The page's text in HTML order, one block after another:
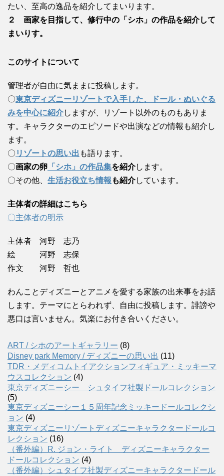
たい、至高の逸品を紹介してまいります。
２ 画家を目指して、修行中の「シホ」の作品を紹介して
まいりす。
このサイトについて
管理者が自由に気ままに投稿します。
〇東京ディズニーリゾートで入手した、ドール・ぬいぐる
みを中心に紹介しますが、リゾート以外のものもありま
す。キャラクターのエピソードや出演などの情報も紹介し
ます。
〇 リゾートの思い出 も語ります。
〇画家の卵 「シホ」の作品集を紹介します。
〇その他、 生活お役立ち情報 も紹介しています。
主体者の詳細はこちら
〇主体者の明示
主体者 河野 志乃
絵 河野 志保
作文 河野 哲也
わんことディズニーとアニメを愛する家族の出来事をお話
します。テーマにとらわれず、自由に投稿します。誹謗や
悪口は言いません。気楽にお付き合いください。
ART / シホのアートギャラリー (8)
Disney park Memory / ディズニーの思い出 (11)
TDR・メディコムトイアクションフィギュア・ミッキーマ
ウスコレクション (4)
東京ディズニーシー シュタイフ社製ドールコレクション
(5)
東京ディズニーシー１５周年記念ミッキードールコレクシ
ョン (4)
東京ディズニーリゾートディズニーキャラクタードールコ
レクション (16)
（番外編）R. ジョン・ライト ディズニーキャラクター
ドールコレクション (4)
（番外編）シュタイフ社製ディズニーキャラクタードール